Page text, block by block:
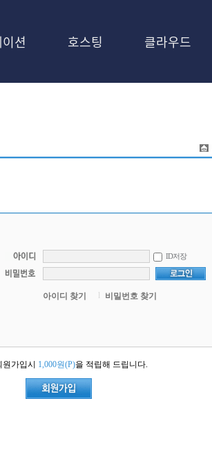
션 호스팅 클라우드
ID저장
아이디 찾기 비밀번호 찾기
가입시 1,000원(P)을 적립해 드립니다.